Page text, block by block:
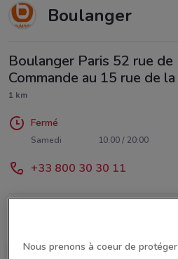
Boulanger
Boulanger Paris 52 rue de
Commande au 15 rue de
1 km
Fermé
Samedi 10:00 / 20:00
+33 800 30 30 11
Nous prenons à coeur de